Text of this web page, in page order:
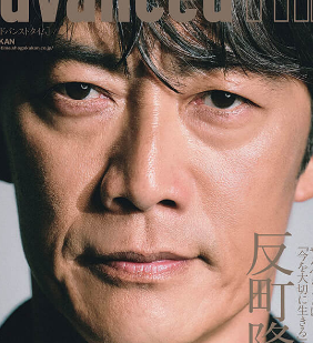
』が発信する情報をさらに充実し、より速やか
」会員組織を設けました。
すると、プレゼント応募情報の一覧、プレミアム
のエクスクルーシブアイテムの紹介など、特
マガジンでお届け致します。更に
ドマガジンのご案内もあり、送付手数料のみを
『AdvancedTime』をお楽しみいただけます。
みましょう！